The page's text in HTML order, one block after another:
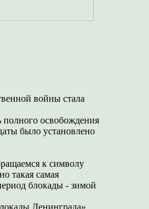
войны стала
полного освобождения
было установлено
к символу
такая самая
блокады - зимой
Ленинграда»